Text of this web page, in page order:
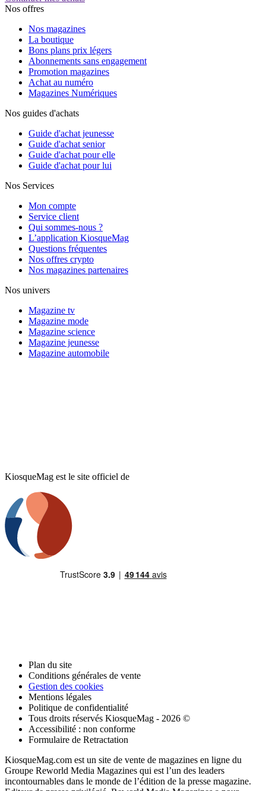
Nos offres
Nos magazines
La boutique
Bons plans prix légers
Abonnements sans engagement
Promotion magazines
Achat au numéro
Magazines Numériques
Nos guides d'achats
Guide d'achat jeunesse
Guide d'achat senior
Guide d'achat pour elle
Guide d'achat pour lui
Nos Services
Mon compte
Service client
Qui sommes-nous ?
L’application KiosqueMag
Questions fréquentes
Nos offres crypto
Nos magazines partenaires
Nos univers
Magazine tv
Magazine mode
Magazine science
Magazine jeunesse
Magazine automobile
KiosqueMag est le site officiel de
Plan du site
Conditions générales de vente
Gestion des cookies
Mentions légales
Politique de confidentialité
Tous droits réservés KiosqueMag - 2026 ©
Accessibilité : non conforme
Formulaire de Retractation
KiosqueMag.com est un site de vente de magazines en ligne du
Groupe Reworld Media Magazines qui est l’un des leaders
incontournables dans le monde de l’édition de la presse magazine.